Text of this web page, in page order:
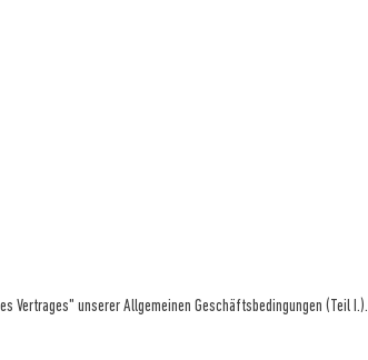
Vertrages" unserer Allgemeinen Geschäftsbedingungen (Teil I.).